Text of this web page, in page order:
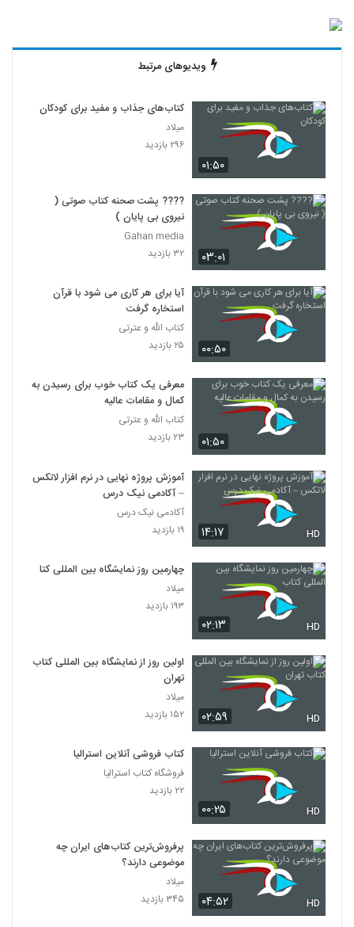
ویدیوهای مرتبط
۰۱:۵۰
کتاب‌های جذاب و مفید برای کودکان
میلاد
۲۹۶ بازدید
۰۳:۰۱
???? پشت صحنه کتاب صوتی (
نیروی بی پایان )
Gahan media
۳۲ بازدید
۰۰:۵۰
آیا برای هر کاری می شود با قرآن
استخاره گرفت
کتاب الله و عترتی
۲۵ بازدید
۰۱:۵۰
معرفی یک کتاب خوب برای رسیدن به
کمال و مقامات عالیه
کتاب الله و عترتی
۲۳ بازدید
۱۴:۱۷ HD
آموزش پروژه نهایی در نرم افزار لاتکس
– آکادمی نیک درس
آکادمی نیک درس
۱۹ بازدید
۰۲:۱۳ HD
چهارمین روز نمایشگاه بین المللی کتاب
میلاد
۱۹۳ بازدید
۰۲:۵۹ HD
اولین روز از نمایشگاه بین المللی کتاب
تهران
میلاد
۱۵۲ بازدید
۰۰:۲۵ HD
کتاب فروشی آنلاین استرالیا
فروشگاه کتاب استرالیا
۲۲ بازدید
۰۴:۵۲ HD
پرفروش‌ترین کتاب‌های ایران چه
موضوعی دارند؟
میلاد
۳۴۵ بازدید